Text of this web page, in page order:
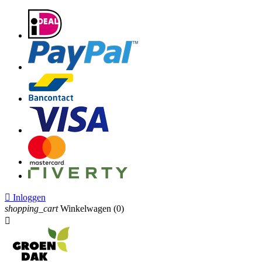
 Inloggen
shopping_cart Winkelwagen (0)
